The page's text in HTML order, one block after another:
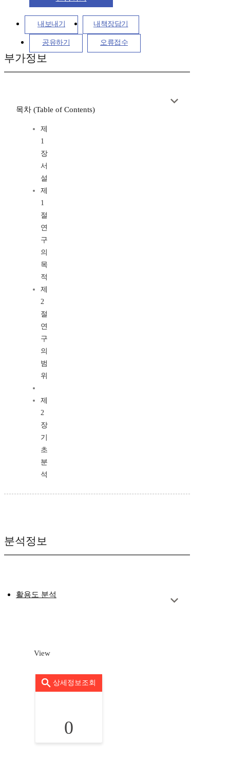
내보내기 내책장담기
공유하기 오류접수
부가정보
목차 (Table of Contents)
제
1
장
서
설
제
1
절
연
구
의
목
적
제
2
절
연
구
의
범
위
제
2
장
기
초
분
석
분석정보
활용도 분석
View
상세정보조회
0